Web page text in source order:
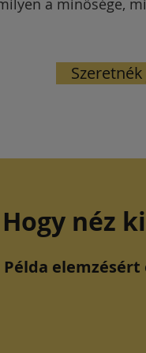
a minősége,
Hogy néz
Példa